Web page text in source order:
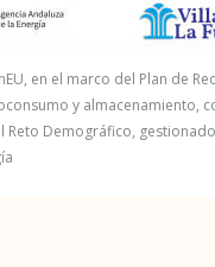
en el marco del Plan de
y almacenamiento,
Demográfico,